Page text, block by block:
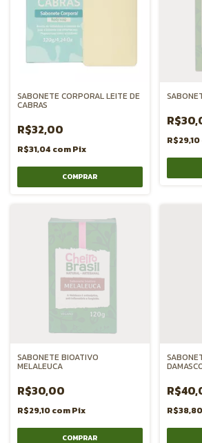
SABONETE CORPORAL LEITE DE
CABRAS
R$32,00
R$31,04 comPix
R$29,10
SABONETE BIOATIVO
MELALEUCA
R$30,00
R$29,10comPix R$38,80